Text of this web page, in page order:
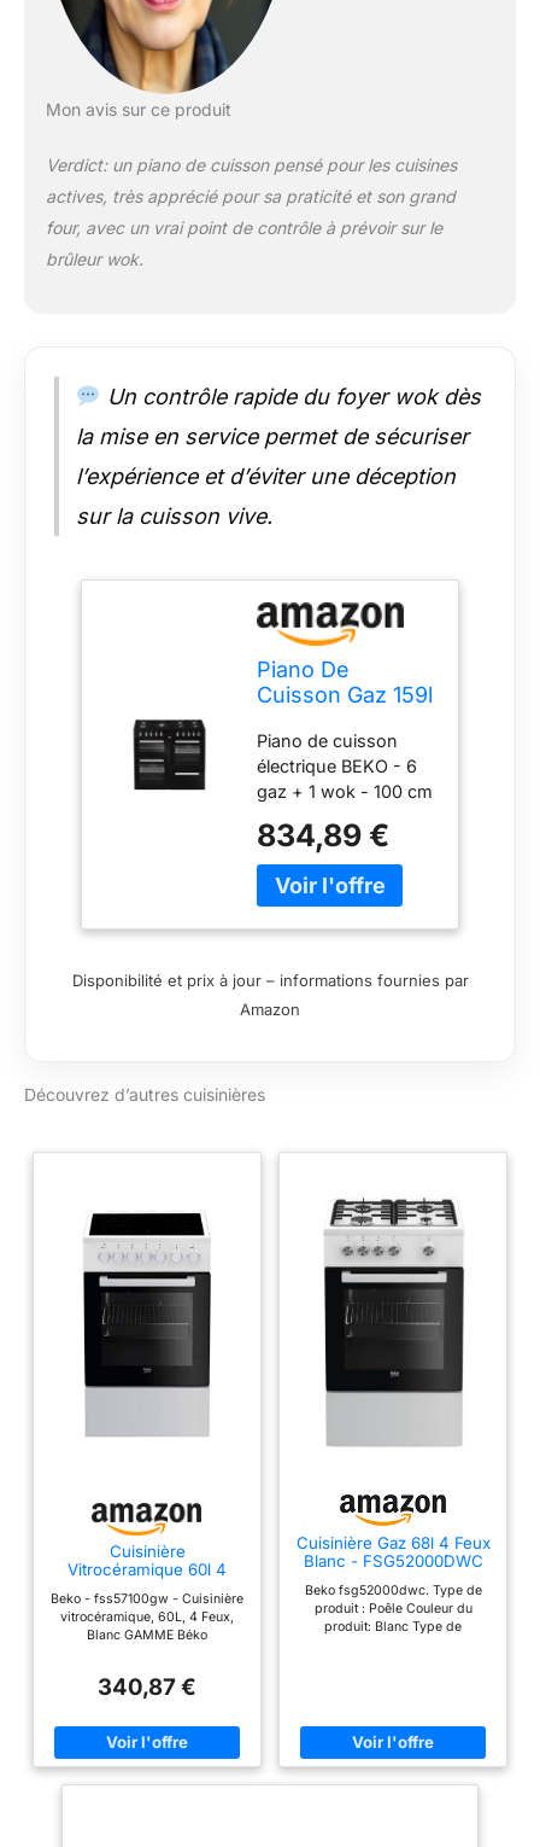
Mon avis sur ce produit
Verdict: un piano de cuisson pensé pour les cuisines
actives, très apprécié pour sa praticité et son grand
four, avec un vrai point de contrôle à prévoir sur le
brûleur wok.
Un contrôle rapide du foyer wok dès
la mise en service permet de sécuriser
l’expérience et d’éviter une déception
sur la cuisson vive.
Piano De
Cuisson Gaz 159l
PF335325DB
Piano de cuisson
électrique BEKO - 6
gaz + 1 wok - 100 cm
rapido2shop
834,89 €
Disponibilité et prix à jour – informations fournies par
Amazon
Découvrez d’autres cuisinières
Cuisinière
Vitrocéramique 60l 4
FSS57100GW
Beko - fss57100gw - Cuisinière
vitrocéramique, 60L, 4 Feux,
Blanc GAMME Béko
340,87 €
Cuisinière Gaz 68l 4 Feux
Blanc - FSG52000DWC
Beko fsg52000dwc. Type de
produit : Poêle Couleur du
produit: Blanc Type de
de cuisson position 1 : gaz.
Taille du four : moyen